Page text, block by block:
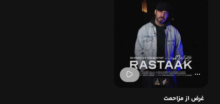
غرض از مزاحمت